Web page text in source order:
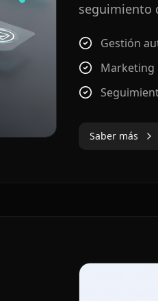
seguimiento
Gestión
Marketing
Saber más